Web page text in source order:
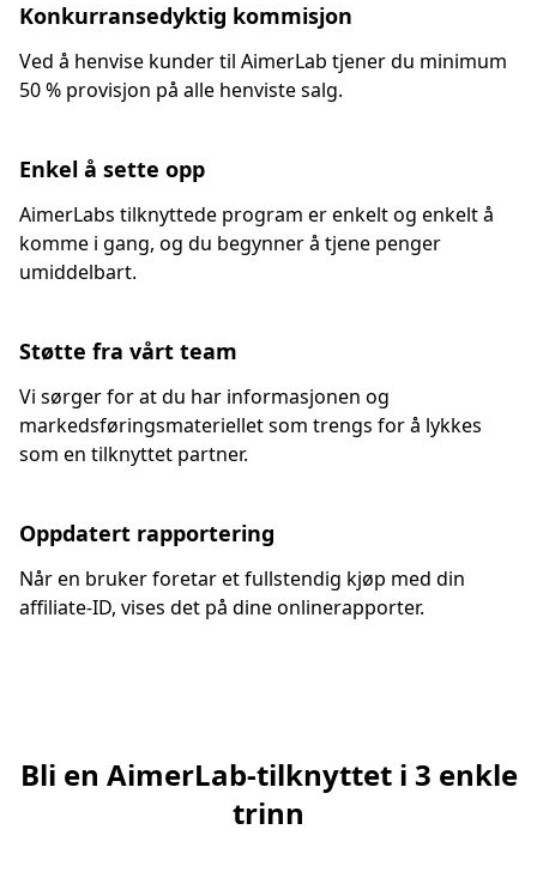
Konkurransedyktig kommisjon
Ved å henvise kunder til AimerLab tjener du minimum
50 % provisjon på alle henviste salg.
Enkel å sette opp
AimerLabs tilknyttede program er enkelt og enkelt å
komme i gang, og du begynner å tjene penger
umiddelbart.
Støtte fra vårt team
Vi sørger for at du har informasjonen og
markedsføringsmateriellet som trengs for å lykkes
som en tilknyttet partner.
Oppdatert rapportering
Når en bruker foretar et fullstendig kjøp med din
affiliate-ID, vises det på dine onlinerapporter.
Bli en AimerLab-tilknyttet i 3 enkle
trinn